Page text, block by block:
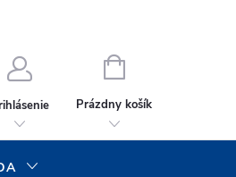
NÁKUPNÝ
Prázdny košík